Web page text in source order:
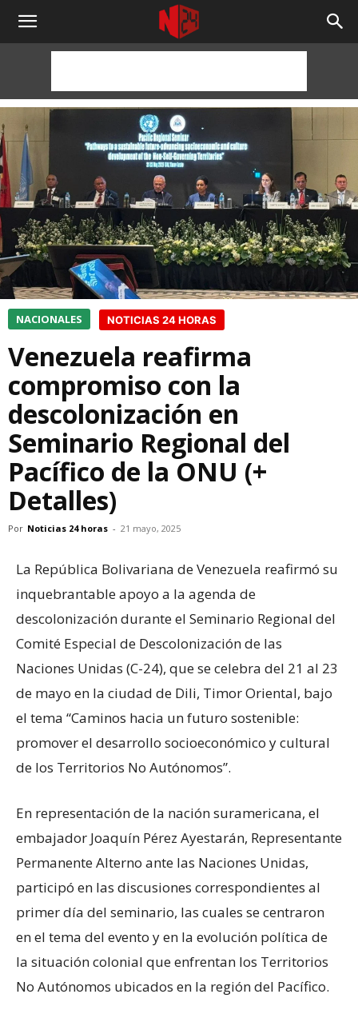
NOTICIAS
HORAS
NACIONALES NOTICIAS 24 HORAS
Venezuela reafirma
compromiso con la
descolonización en
Seminario Regional del
Pacífico de la ONU (+
Detalles)
Por Noticias 24 horas - 21 mayo, 2025
La República Bolivariana de Venezuela reafirmó su
inquebrantable apoyo a la agenda de
descolonización durante el Seminario Regional del
Comité Especial de Descolonización de las
Naciones Unidas (C-24), que se celebra del 21 al 23
de mayo en la ciudad de Dili, Timor Oriental, bajo
el tema “Caminos hacia un futuro sostenible:
promover el desarrollo socioeconómico y cultural
de los Territorios No Autónomos”.
En representación de la nación suramericana, el
embajador Joaquín Pérez Ayestarán, Representante
Permanente Alterno ante las Naciones Unidas,
participó en las discusiones correspondientes al
primer día del seminario, las cuales se centraron
en el tema del evento y en la evolución política de
la situación colonial que enfrentan los Territorios
No Autónomos ubicados en la región del Pacífico.